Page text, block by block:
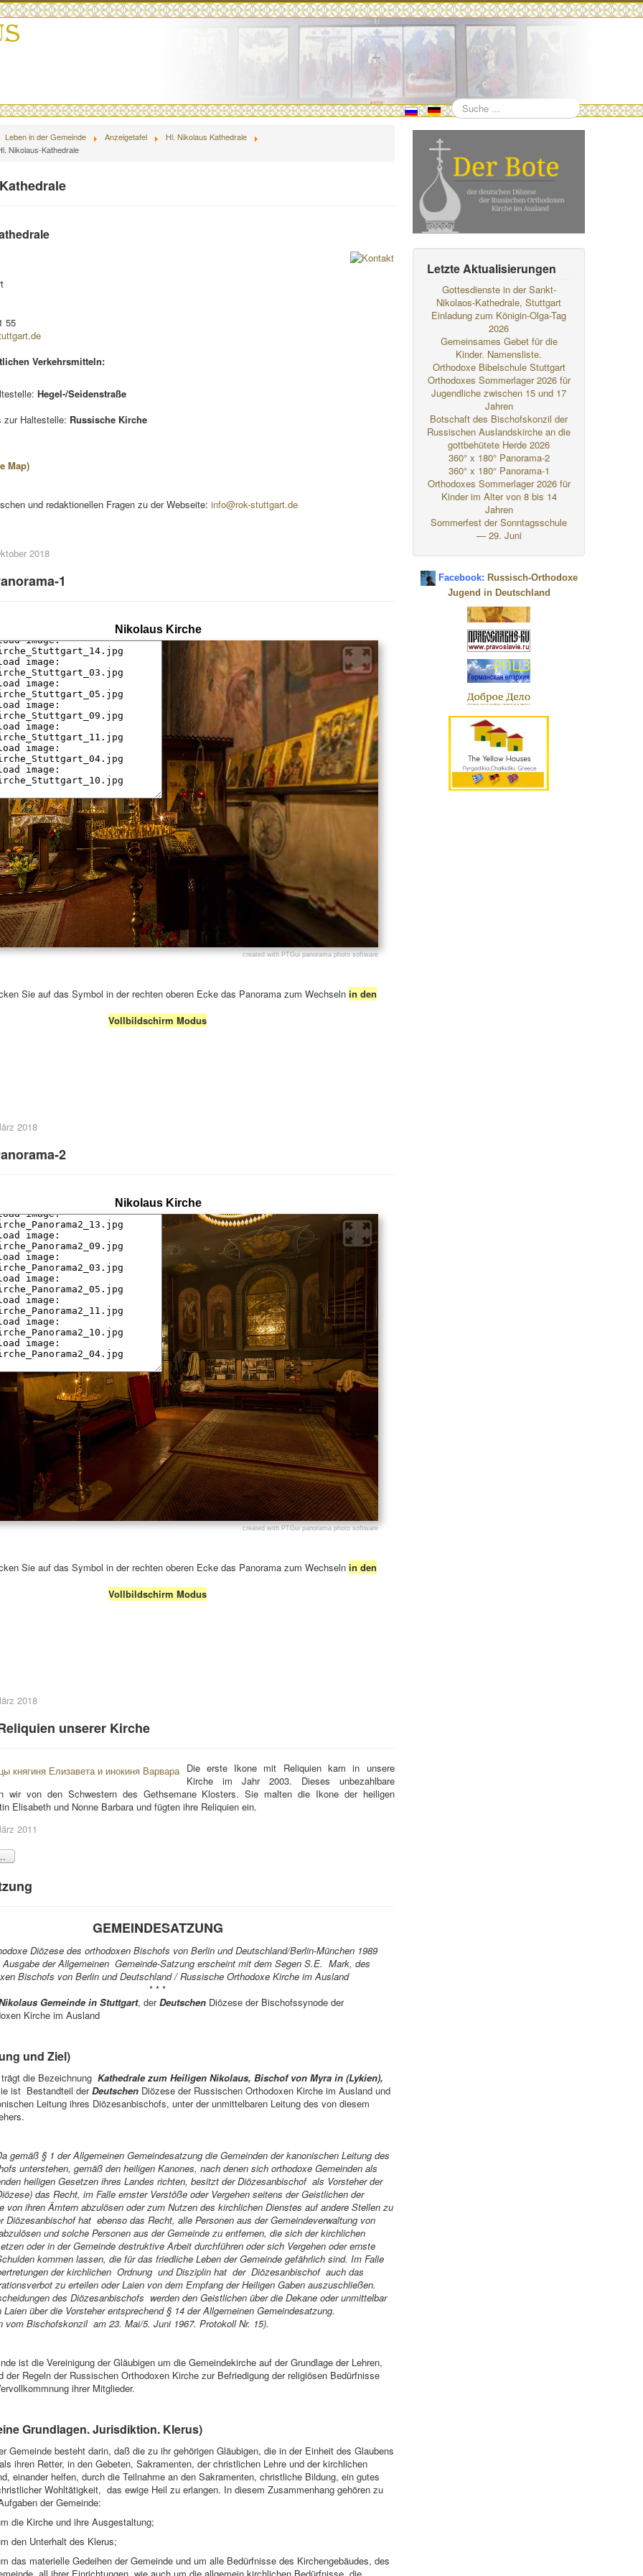
Suchen
Leben in der Gemeinde Anzeigetafel
Hl. Nikolaus Kathedrale
Nikolaus-Kathedrale
55
Verkehrsmitteln:
Hegel-/Seidenstraße
zur Haltestelle: Russische Kirche
Map)
und redaktionellen Fragen zu der Webseite: info@rok-stuttgart.de
2018
1
Sie auf das Symbol in der rechten oberen Ecke das Panorama zum Wechseln in den
Vollbildschirm Modus
2018
2
Sie auf das Symbol in der rechten oberen Ecke das Panorama zum Wechseln in den
Vollbildschirm Modus
2018
unserer Kirche
Die erste Ikone mit Reliquien kam in unsere
Kirche im Jahr 2003. Dieses unbezahlbare
wir von den Schwestern des Gethsemane Klosters. Sie malten die Ikone der heiligen
Elisabeth und Nonne Barbara und fügten ihre Reliquien ein.
2011
GEMEINDESATZUNG
Diözese des orthodoxen Bischofs von Berlin und Deutschland/Berlin-München 1989
der Allgemeinen Gemeinde-Satzung erscheint mit dem Segen S.E. Mark, des
Bischofs von Berlin und Deutschland / Russische Orthodoxe Kirche im Ausland
* * *
Gemeinde in Stuttgart, der Deutschen Diözese der Bischofssynode der
Kirche im Ausland
und Ziel)
die Bezeichnung Kathedralezum Heiligen Nikolaus, Bischof von Myra in (Lykien),
ist Bestandteil derDeutschen Diözese der Russischen Orthodoxen Kirche im Ausland und
Leitung ihres Diözesanbischofs, unter der unmittelbaren Leitung des von diesem
gemäß § 1 der Allgemeinen Gemeindesatzung die Gemeinden der kanonischen Leitung des
unterstehen, gemäß den heiligen Kanones, nach denen sich orthodoxe Gemeinden als
heiligen Gesetzen ihres Landes richten, besitzt der Diözesanbischof als Vorsteher der
das Recht, im Falle ernster Verstöße oder Vergehen seitens der Geistlichen der
von ihren Ämtern abzulösen oder zum Nutzen des kirchlichen Dienstes auf andere Stellen zu
Diözesanbischof hat ebenso das Recht, alle Personen aus der Gemeindeverwaltung von
und solche Personen aus der Gemeinde zu entfernen, die sich der kirchlichen
oder in der Gemeinde destruktive Arbeit durchführen oder sich Vergehen oder ernste
kommen lassen, die für das friedliche Leben der Gemeinde gefährlich sind. Im Falle
der kirchlichen Ordnung und Disziplin hat der Diözesanbischof auch das
zu erteilen oder Laien von dem Empfang der Heiligen Gaben auszuschließen.
des Diözesanbischofs werden den Geistlichen über die Dekane oder unmittelbar
über die Vorsteher entsprechend § 14 der Allgemeinen Gemeindesatzung.
vom Bischofskonzil am 23. Mai/5. Juni 1967. Protokoll Nr. 15).
ist die Vereinigung der Gläubigen um die Gemeindekirche auf der Grundlage der Lehren,
der Regeln der Russischen Orthodoxen Kirche zur Befriedigung der religiösen Bedürfnisse
ihrer Mitglieder.
Grundlagen. Jurisdiktion. Klerus)
Gemeinde besteht darin, daß die zu ihr gehörigen Gläubigen, die in der Einheit des Glaubens
ihren Retter, in den Gebeten, Sakramenten, der christlichen Lehre und der kirchlichen
einander helfen, durch die Teilnahme an den Sakramenten, christliche Bildung, ein gutes
Wohltätigkeit, das ewige Heil zu erlangen. In diesem Zusammenhang gehören zu
der Gemeinde:
die Kirche und ihre Ausgestaltung;
den Unterhalt des Klerus;
das materielle Gedeihen der Gemeinde und um alle Bedürfnisse des Kirchengebäudes, des
Letzte Aktualisierungen
Gottesdienste in der Sankt-
Nikolaos-Kathedrale, Stuttgart
Einladung zum Königin-Olga-Tag
2026
Gemeinsames Gebet für die
Kinder. Namensliste.
Orthodoxe Bibelschule Stuttgart
Orthodoxes Sommerlager 2026 für
Jugendliche zwischen 15 und 17
Jahren
Botschaft des Bischofskonzil der
Russischen Auslandskirche an die
gottbehütete Herde 2026
360° x 180° Panorama-2
360° x 180° Panorama-1
Orthodoxes Sommerlager 2026 für
Kinder im Alter von 8 bis 14
Jahren
Sommerfest der Sonntagsschule
— 29. Juni
Facebook: Russisch-Orthodoxe
Jugend in Deutschland